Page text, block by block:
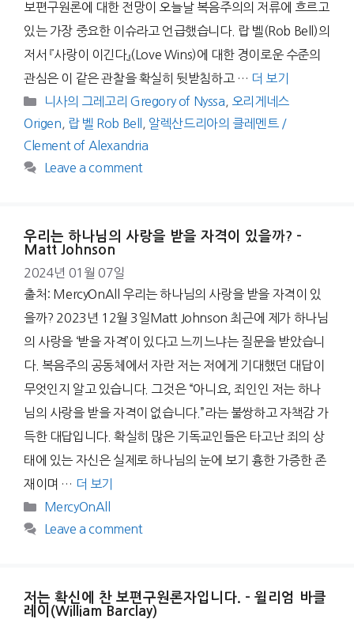
보편구원론에 대한 전망이 오늘날 복음주의의 저류에 흐르고
있는 가장 중요한 이슈라고 언급했습니다. 랍 벨(Rob Bell)의
저서 『사랑이 이긴다』(Love Wins)에 대한 경이로운 수준의
관심은 이 같은 관찰을 확실히 뒷받침하고 … 더 보기
Categories
니사의 그레고리 Gregory of Nyssa
오리게네스
Origen
랍 벨 Rob Bell
알렉산드리아의 클레멘트 /
Clement of Alexandria
Leave a comment
우리는 하나님의 사랑을 받을 자격이 있을까? –
Matt Johnson
2024년 01월 07일
출처: MercyOnAll 우리는 하나님의 사랑을 받을 자격이 있
을까? 2023년 12월 3일Matt Johnson 최근에 제가 하나님
의 사랑을 ‘받을 자격’이 있다고 느끼느냐는 질문을 받았습니
다. 복음주의 공동체에서 자란 저는 저에게 기대했던 대답이
무엇인지 알고 있습니다. 그것은 “아니요, 죄인인 저는 하나
님의 사랑을 받을 자격이 없습니다.”라는 불쌍하고 자책감 가
득한 대답입니다. 확실히 많은 기독교인들은 타고난 죄의 상
태에 있는 자신은 실제로 하나님의 눈에 보기 흉한 가증한 존
재이며 … 더 보기
Categories
MercyOnAll
Leave a comment
저는 확신에 찬 보편구원론자입니다. – 윌리엄 바클
레이(William Barclay)